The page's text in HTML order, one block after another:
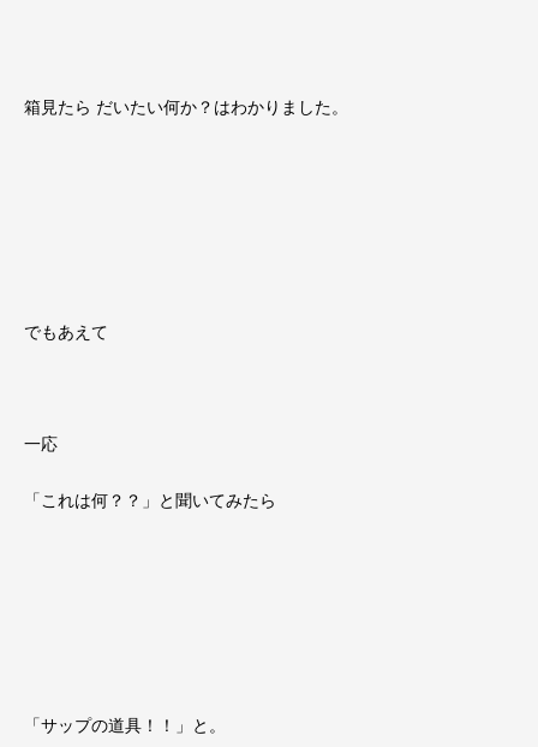
箱見たら だいたい何か？はわかりました。
でもあえて
一応
「これは何？？」と聞いてみたら
「サップの道具！！」と。